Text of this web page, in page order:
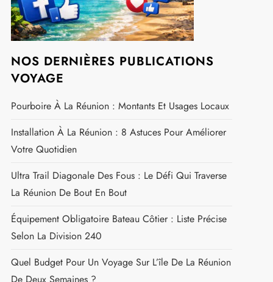
Top 10 Des Meilleurs Clubs De Plongée À La Réunion
En 2026
RETROUVEZ NOUS SUR
FACEBOOK
NOS DERNIÈRES PUBLICATIONS
VOYAGE